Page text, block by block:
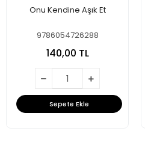
Onu Kendine Aşık Et
9786054726288
140,00 TL
Sepete Ekle